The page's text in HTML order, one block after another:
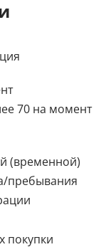
70 на момент
(временной)
пребывания
покупки